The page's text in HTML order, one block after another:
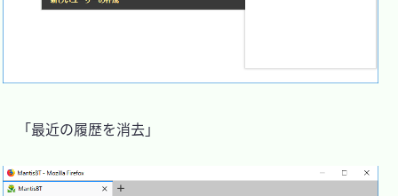
「最近の履歴を消去」